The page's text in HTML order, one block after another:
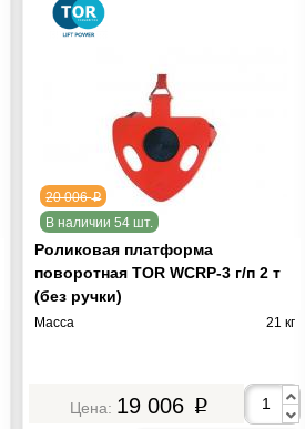
20 006p
В наличии 54 шт.
Роликовая платформа
поворотная TOR WCRP-3 г/п 2 т
(без ручки)
Масса 21 кг
19 006 p